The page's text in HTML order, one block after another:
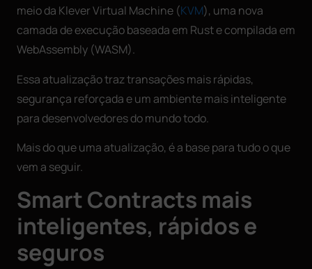
meio da Klever Virtual Machine (KVM), uma nova
camada de execução baseada em Rust e compilada em
WebAssembly (WASM).
Essa atualização traz transações mais rápidas,
segurança reforçada e um ambiente mais inteligente
para desenvolvedores do mundo todo.
Mais do que uma atualização, é a base para tudo o que
vem a seguir.
Smart Contracts mais
inteligentes, rápidos e
seguros